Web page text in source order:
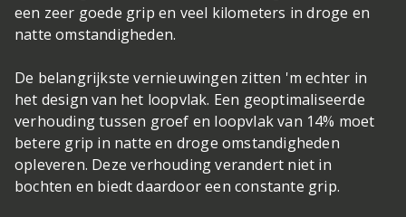
een zeer goede grip en veel kilometers in droge en
natte omstandigheden.
De belangrijkste vernieuwingen zitten 'm echter in
het design van het loopvlak. Een geoptimaliseerde
verhouding tussen groef en loopvlak van 14% moet
betere grip in natte en droge omstandigheden
opleveren. Deze verhouding verandert niet in
bochten en biedt daardoor een constante grip.